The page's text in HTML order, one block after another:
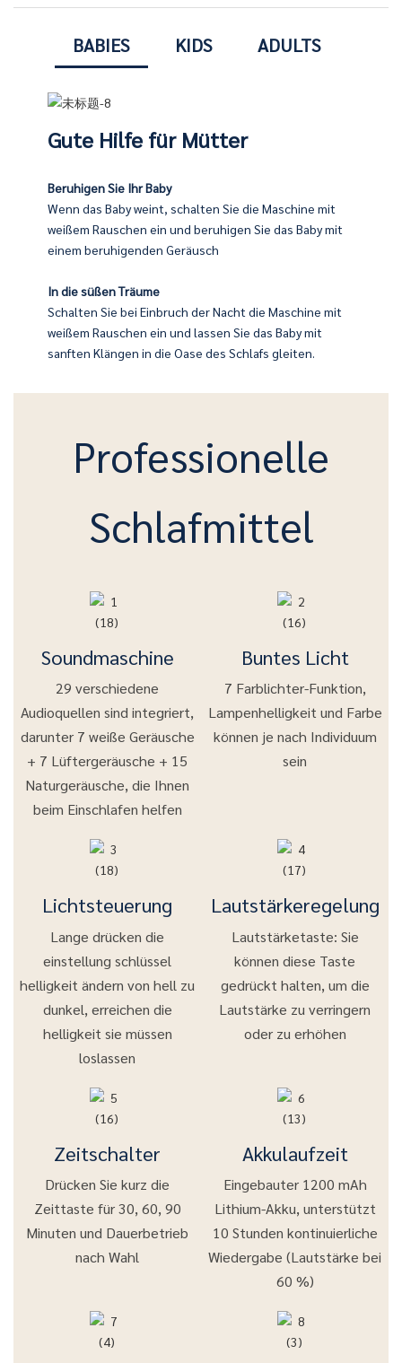
BABIES KIDS ADULTS
Gute Hilfe für Mütter
Beruhigen Sie Ihr Baby
Wenn das Baby weint, schalten Sie die Maschine mit
weißem Rauschen ein und beruhigen Sie das Baby mit
einem beruhigenden Geräusch
In die süßen Träume
Schalten Sie bei Einbruch der Nacht die Maschine mit
weißem Rauschen ein und lassen Sie das Baby mit
sanften Klängen in die Oase des Schlafs gleiten.
ihre Kinder zu begleiten
White Noise-Maschine ein und lassen Sie das Kind mit
die weiße Taste. Das Gerät gibt eine angenehme, schöne
nachts keine Angst vor der Dunkelheit haben und sich um
Professionelle
Schlafmittel
Soundmaschine
29 verschiedene
Audioquellen sind integriert,
darunter 7 weiße Geräusche
+ 7 Lüftergeräusche + 15
Naturgeräusche, die Ihnen
beim Einschlafen helfen
Buntes Licht
7 Farblichter-Funktion,
Lampenhelligkeit und Farbe
können je nach Individuum
sein
Lichtsteuerung
Lange drücken die
einstellung schlüssel
helligkeit ändern von hell zu
dunkel, erreichen die
helligkeit sie müssen
loslassen
Lautstärkeregelung
Lautstärketaste: Sie
können diese Taste
gedrückt halten, um die
Lautstärke zu verringern
oder zu erhöhen
Zeitschalter
Drücken Sie kurz die
Zeittaste für 30, 60, 90
Minuten und Dauerbetrieb
nach Wahl
Akkulaufzeit
Eingebauter 1200 mAh
Lithium-Akku, unterstützt
10 Stunden kontinuierliche
Wiedergabe (Lautstärke bei
60 %)